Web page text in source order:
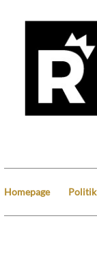
Homepage Politik